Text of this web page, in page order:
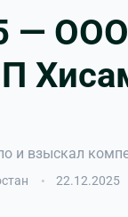
— ООО
и взыскал
22.12.2025